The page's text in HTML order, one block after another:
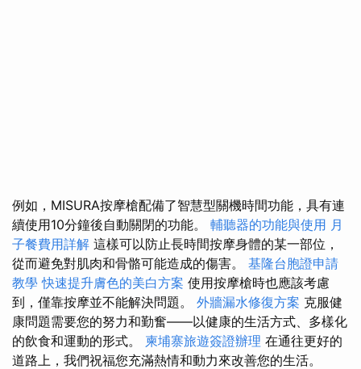
例如，MISURA按摩槍配備了智慧型關機時間功能，具有連
續使用10分鐘後自動關閉的功能。 輔聽器的功能與使用 月
子餐費用詳解 這樣可以防止長時間按摩身體的某一部位，
從而避免對肌肉和骨骼可能造成的傷害。 基隆台胞證申請
教學 快速提升膚色的美白方案 使用按摩槍時也應該考慮
到，僅靠按摩並不能解決問題。 外牆漏水修復方案 克服健
康問題需要您的努力和勤奮——以健康的生活方式、多樣化
的飲食和運動的形式。 柬埔寨旅遊簽證辦理 在通往更好的
道路上，我們祝福您充滿熱情和動力來改善您的生活。